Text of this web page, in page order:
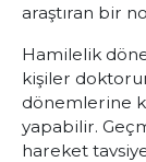
araştıran bir
Hamilelik
kişiler
dönemlerine
yapabilir.
hareket